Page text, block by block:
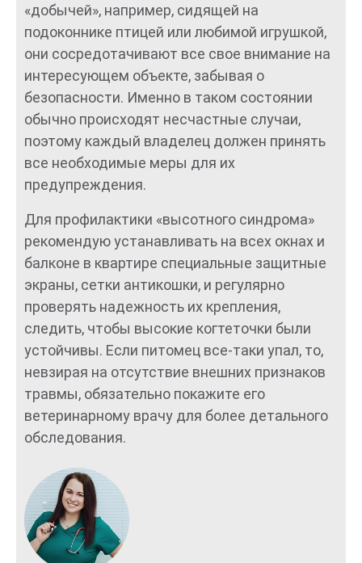
«добычей», например, сидящей на
подоконнике птицей или любимой игрушкой,
они сосредотачивают все свое внимание на
интересующем объекте, забывая о
безопасности. Именно в таком состоянии
обычно происходят несчастные случаи,
поэтому каждый владелец должен принять
все необходимые меры для их
предупреждения.
Для профилактики «высотного синдрома»
рекомендую устанавливать на всех окнах и
балконе в квартире специальные защитные
экраны, сетки антикошки, и регулярно
проверять надежность их крепления,
следить, чтобы высокие когтеточки были
устойчивы. Если питомец все-таки упал, то,
невзирая на отсутствие внешних признаков
травмы, обязательно покажите его
ветеринарному врачу для более детального
обследования.